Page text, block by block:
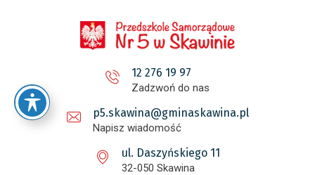
12 276 19 97
Zadzwoń do nas
p5.skawina@gminaskawina.pl
Napisz wiadomość
ul. Daszyńskiego 11
32-050 Skawina